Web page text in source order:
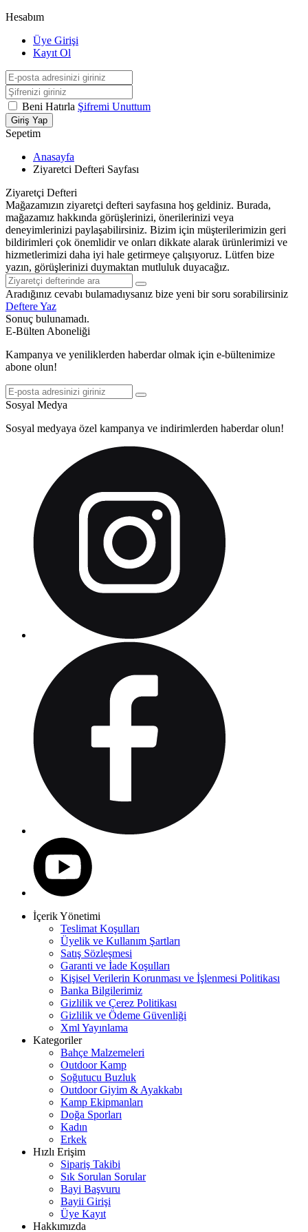
Hesabım
Üye Girişi
Kayıt Ol
Beni Hatırla Şifremi Unuttum
Giriş Yap
Sepetim
Anasayfa
Ziyaretci Defteri Sayfası
Ziyaretçi Defteri
Mağazamızın ziyaretçi defteri sayfasına hoş geldiniz. Burada,
mağazamız hakkında görüşlerinizi, önerilerinizi veya
deneyimlerinizi paylaşabilirsiniz. Bizim için müşterilerimizin geri
bildirimleri çok önemlidir ve onları dikkate alarak ürünlerimizi ve
hizmetlerimizi daha iyi hale getirmeye çalışıyoruz. Lütfen bize
yazın, görüşlerinizi duymaktan mutluluk duyacağız.
Aradığınız cevabı bulamadıysanız bize yeni bir soru sorabilirsiniz
Deftere Yaz
Sonuç bulunamadı.
E-Bülten Aboneliği
Kampanya ve yeniliklerden haberdar olmak için e-bültenimize
abone olun!
Sosyal Medya
Sosyal medyaya özel kampanya ve indirimlerden haberdar olun!
İçerik Yönetimi
Teslimat Koşulları
Üyelik ve Kullanım Şartları
Satış Sözleşmesi
Garanti ve İade Koşulları
Kişisel Verilerin Korunması ve İşlenmesi Politikası
Banka Bilgilerimiz
Gizlilik ve Çerez Politikası
Gizlilik ve Ödeme Güvenliği
Xml Yayınlama
Kategoriler
Bahçe Malzemeleri
Outdoor Kamp
Soğutucu Buzluk
Outdoor Giyim & Ayakkabı
Kamp Ekipmanları
Doğa Sporları
Kadın
Erkek
Hızlı Erişim
Sipariş Takibi
Sık Sorulan Sorular
Bayi Başvuru
Bayii Girişi
Üye Kayıt
Hakkımızda